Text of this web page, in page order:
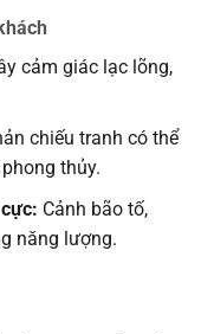
cảm giác lạc lõng,
chiếu tranh có thể
thủy.
Cảnh bão tố,
năng lượng.